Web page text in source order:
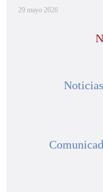
29 mayo 2026